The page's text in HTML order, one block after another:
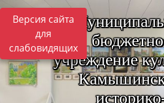
Версия сайта
для
слабовидящих
учреждение